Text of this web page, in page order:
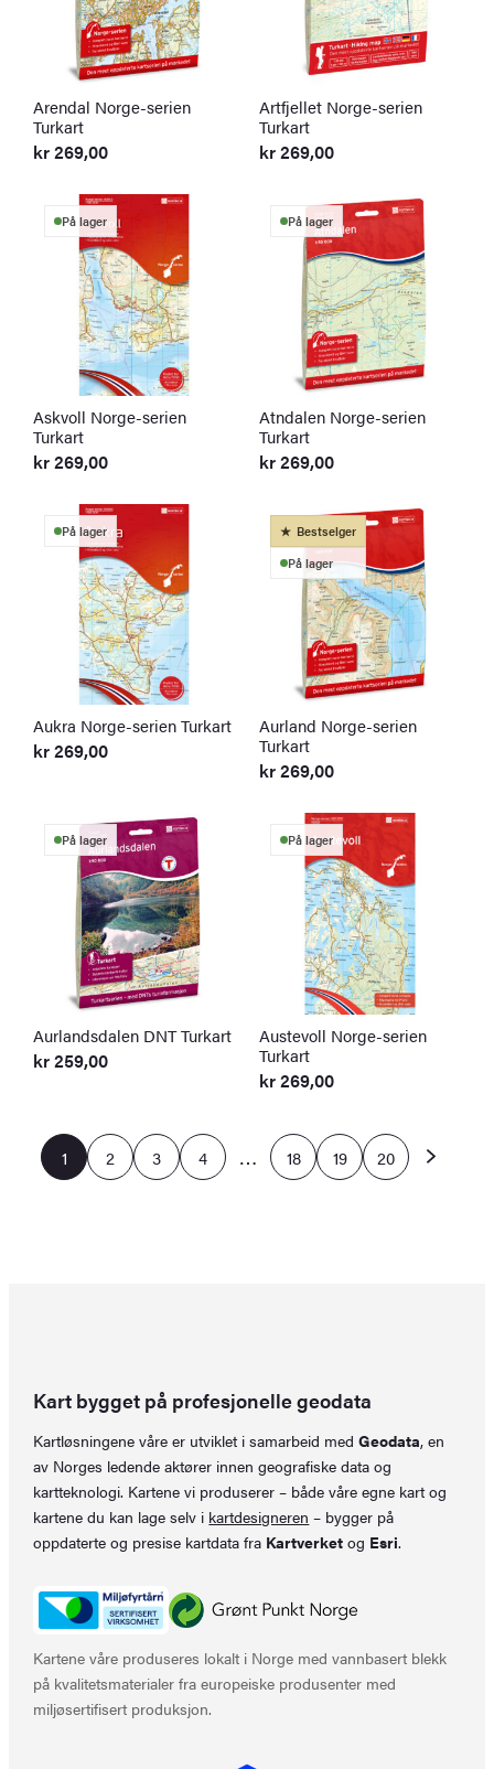
Arendal Norge-serien
Turkart
kr269,00
Artfjellet Norge-serien
Turkart
kr269,00
På lager
Askvoll Norge-serien
Turkart
kr269,00
På lager
Atndalen Norge-serien
Turkart
kr269,00
På lager
Aukra Norge-serien Turkart
kr269,00
Bestselger
På lager
Aurland Norge-serien
Turkart
kr269,00
På lager
Aurlandsdalen DNT Turkart
kr259,00
På lager
Austevoll Norge-serien
Turkart
kr269,00
1 2 3 4 … 18 19 20
Kart bygget på profesjonelle geodata
Kartløsningene våre er utviklet i samarbeid medGeodata, en
av Norges ledende aktører innen geografiske data og
kartteknologi. Kartene vi produserer – både våre egne kart og
kartene du kan lage selv i kartdesigneren – bygger på
oppdaterte og presise kartdata fra Kartverket og Esri.
Kartene våre produseres lokalt i Norge med vannbasert blekk
på kvalitetsmaterialer fra europeiske produsenter med
miljøsertifisert produksjon.